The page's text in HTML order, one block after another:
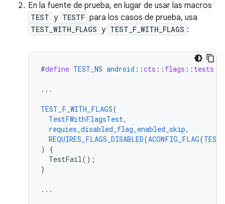
En la fuente de prueba, en lugar de usar las macros
TEST y TESTF para los casos de prueba, usa
TEST_WITH_FLAGS y TEST_F_WITH_FLAGS :
#define TEST_NS android ::cts :: flags :: tests
...
TEST_F_WITH_FLAGS(
TestFWithFlagsTest,
requies_disabled_flag_enabled_skip,
REQUIRES_FLAGS_DISABLED(ACONFIG_FLAG(
)
{
TestFail() ;
}
...